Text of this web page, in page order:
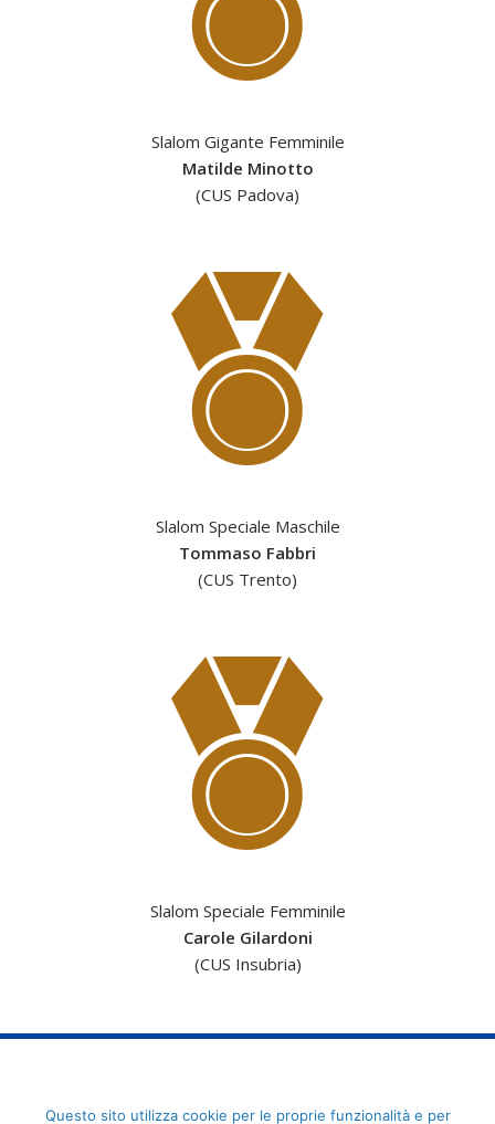
Slalom Gigante Femminile
Matilde Minotto
(CUS Padova)
Slalom Speciale Maschile
Tommaso Fabbri
(CUS Trento)
Slalom Speciale Femminile
Carole Gilardoni
(CUS Insubria)
FederCUSI: Federazione Italiana dello Sport Universitario - Via
Questo sito utilizza cookie per le proprie funzionalità e per